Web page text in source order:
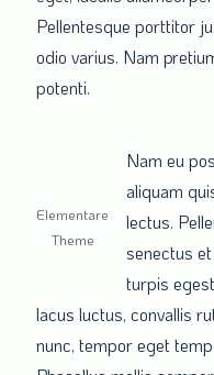
Pellentesque porttitor
odio varius. Nam
potenti.
Elementare
Theme
Nam eu
aliquam
lectus.
senectus
turpis
lacus luctus, convallis
nunc, tempor eget